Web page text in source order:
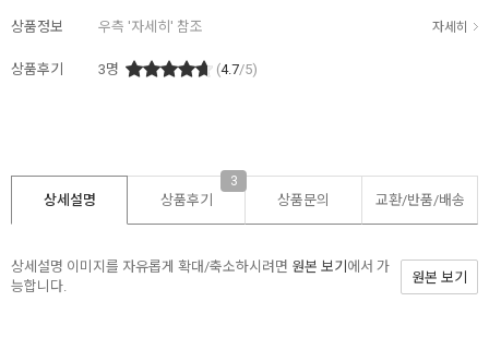
상품정보 우측 '자세히' 참조 자세히
상품후기 3명 (4.7/5)
상세설명 상품후기
3
상품문의 교환/반품/배송
상세설명 이미지를 자유롭게 확대/축소하시려면 원본 보기 에서 가
능합니다.
원본 보기